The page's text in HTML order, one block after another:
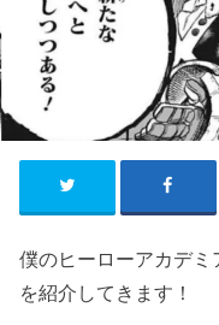
僕のヒーローアカデ
を紹介してきます！